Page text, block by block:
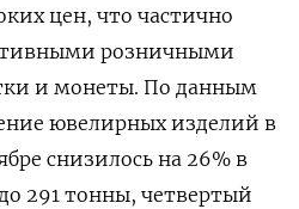
цен, что частично
розничными
и монеты. По данным
ювелирных изделий в
снизилось на 26% в
291 тонны, четвертый